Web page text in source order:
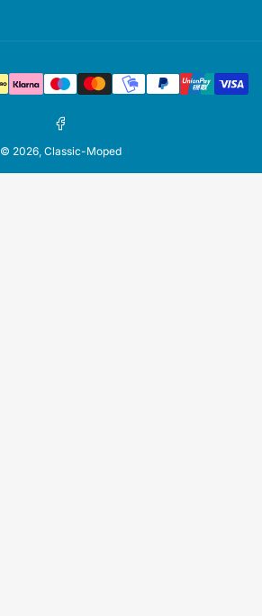
Zahlungsmethoden
Facebook
© 2026, Classic-Moped